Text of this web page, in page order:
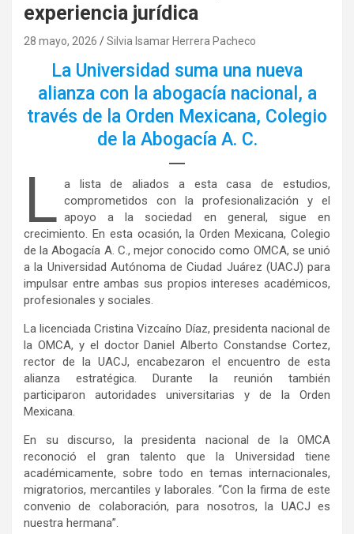
experiencia jurídica
28 mayo, 2026 Silvia Isamar Herrera Pacheco
La Universidad suma una nueva
alianza con la abogacía nacional, a
través de la Orden Mexicana, Colegio
de la Abogacía A. C.
L a lista de aliados a esta casa de estudios,
comprometidos con la profesionalización y el
apoyo a la sociedad en general, sigue en
crecimiento. En esta ocasión, la Orden Mexicana, Colegio
de la Abogacía A. C., mejor conocido como OMCA, se unió
a la Universidad Autónoma de Ciudad Juárez (UACJ) para
impulsar entre ambas sus propios intereses académicos,
profesionales y sociales.
La licenciada Cristina Vizcaíno Díaz, presidenta nacional de
la OMCA, y el doctor Daniel Alberto Constandse Cortez,
rector de la UACJ, encabezaron el encuentro de esta
alianza estratégica. Durante la reunión también
participaron autoridades universitarias y de la Orden
Mexicana.
En su discurso, la presidenta nacional de la OMCA
reconoció el gran talento que la Universidad tiene
académicamente, sobre todo en temas internacionales,
migratorios, mercantiles y laborales. “Con la firma de este
convenio de colaboración, para nosotros, la UACJ es
nuestra hermana”.